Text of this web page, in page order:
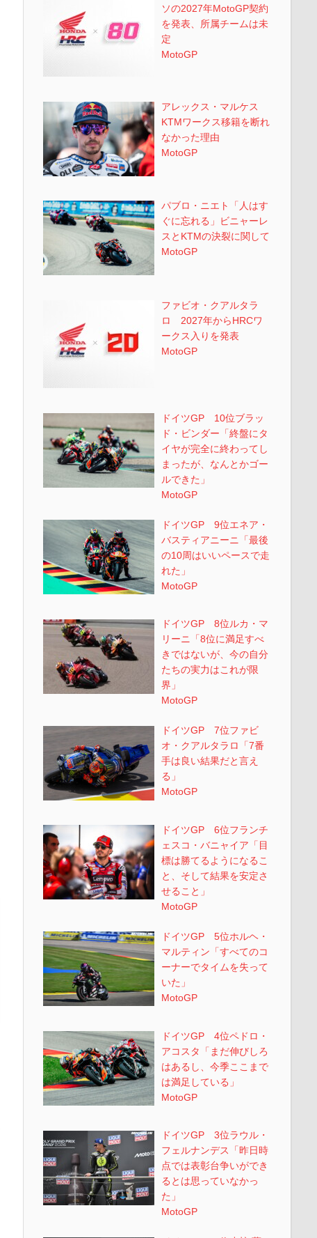
ソの2027年MotoGP契約
を発表、所属チームは未
定
MotoGP
アレックス・マルケス
KTMワークス移籍を断れ
なかった理由
MotoGP
パブロ・ニエト「人はす
ぐに忘れる」ビニャーレ
スとKTMの決裂に関して
MotoGP
ファビオ・クアルタラ
ロ 2027年からHRCワ
ークス入りを発表
MotoGP
ドイツGP 10位ブラッ
ド・ビンダー「終盤にタ
イヤが完全に終わってし
まったが、なんとかゴー
ルできた」
MotoGP
ドイツGP 9位エネア・
バスティアニーニ「最後
の10周はいいペースで走
れた」
MotoGP
ドイツGP 8位ルカ・マ
リーニ「8位に満足すべ
きではないが、今の自分
たちの実力はこれが限
界」
MotoGP
ドイツGP 7位ファビ
オ・クアルタラロ「7番
手は良い結果だと言え
る」
MotoGP
ドイツGP 6位フランチ
ェスコ・バニャイア「目
標は勝てるようになるこ
と、そして結果を安定さ
せること」
MotoGP
ドイツGP 5位ホルヘ・
マルティン「すべてのコ
ーナーでタイムを失って
いた」
MotoGP
ドイツGP 4位ペドロ・
アコスタ「まだ伸びしろ
はあるし、今季ここまで
は満足している」
MotoGP
ドイツGP 3位ラウル・
フェルナンデス「昨日時
点では表彰台争いができ
るとは思っていなかっ
た」
MotoGP